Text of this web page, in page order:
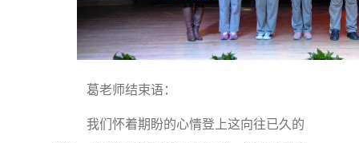
葛老师结束语：
我们怀着期盼的心情登上这向往已久的